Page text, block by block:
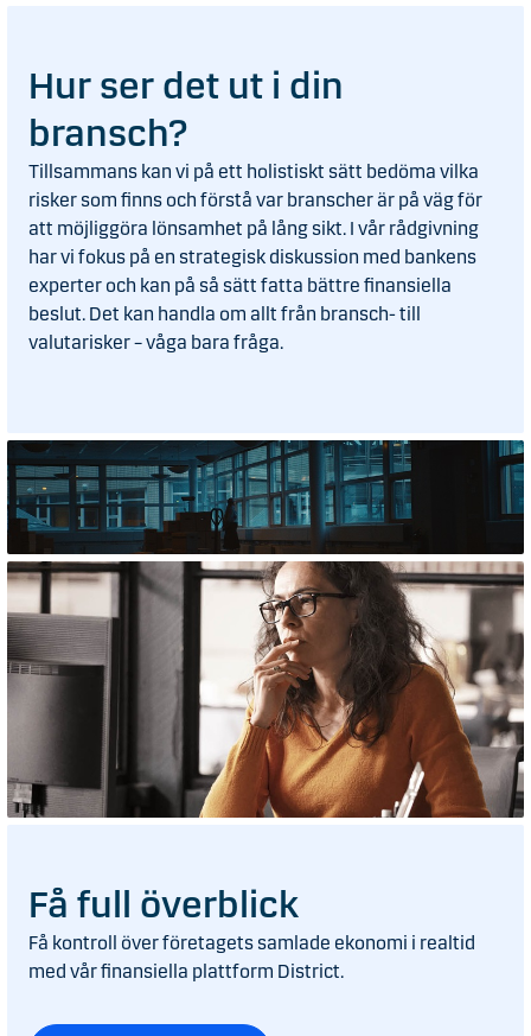
Hur ser det ut i din
bransch?
Tillsammans kan vi på ett holistiskt sätt bedöma vilka
risker som finns och förstå var branscher är på väg för
att möjliggöra lönsamhet på lång sikt. I vår rådgivning
har vi fokus på en strategisk diskussion med bankens
experter och kan på så sätt fatta bättre finansiella
beslut. Det kan handla om allt från bransch- till
valutarisker – våga bara fråga.
Få full överblick
Få kontroll över företagets samlade ekonomi i realtid
med vår finansiella plattform District.